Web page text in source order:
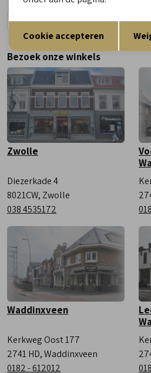
Dinsdag
Woensdag
Donderdag
Vrijdag
Zaterdag
Bezoek onze winkels
Zwolle
Diezerkade 4
8021CW, Zwolle
038 4535172
Waddinxveen
Kerkweg Oost 177
2741 HD, Waddinxveen
0182 - 612012
Terug
Cookie accepteren